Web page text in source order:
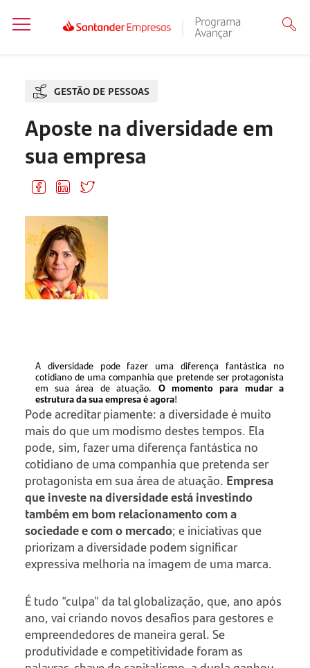
GESTÃO DE PESSOAS
Aposte na diversidade em
sua empresa
A diversidade pode fazer uma diferença fantástica no
cotidiano de uma companhia que pretende ser protagonista
em sua área de atuação. O momento para mudar a
estrutura da sua empresa é agora!
Pode acreditar piamente: a diversidade é muito
mais do que um modismo destes tempos. Ela
pode, sim, fazer uma diferença fantástica no
cotidiano de uma companhia que pretenda ser
protagonista em sua área de atuação. Empresa
que investe na diversidade está investindo
também em bom relacionamento com a
sociedade e com o mercado; e iniciativas que
priorizam a diversidade podem significar
expressiva melhoria na imagem de uma marca.
É tudo “culpa” da tal globalização, que, ano após
ano, vai criando novos desafios para gestores e
empreendedores de maneira geral. Se
produtividade e competitividade foram as